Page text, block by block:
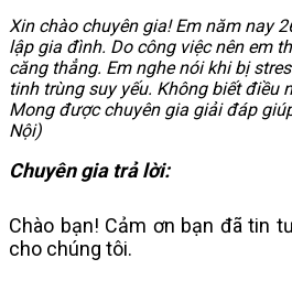
Xin chào chuyên gia! Em năm nay
lập gia đình. Do công việc nên em
căng thẳng. Em nghe nói khi bị
tinh trùng suy yếu. Không biết điều
Mong được chuyên gia giải đáp
Nội)
Chuyên gia trả lời:
Chào bạn! Cảm ơn bạn đã tin
cho chúng tôi.